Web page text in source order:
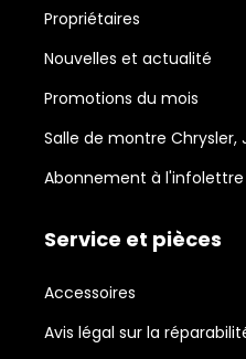
Propriétaires
Nouvelles et actualité
Promotions du mois
Salle de montre Chrysler,
Abonnement à l'infolettre
Service et pièces
Accessoires
Avis légal sur la